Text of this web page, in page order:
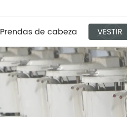
Prendas de cabeza VESTIR